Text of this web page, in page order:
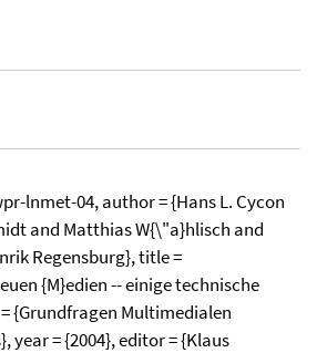
lnmet-04, author = {Hans L. Cycon
and Matthias W{\"a}hlisch and
Regensburg}, title =
{M}edien -- einige technische
{Grundfragen Multimedialen
year = {2004}, editor = {Klaus